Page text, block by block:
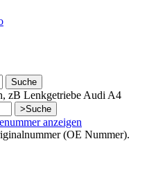
Suche
zB Lenkgetriebe Audi A4
>Suche
anzeigen
(OE Nummer).